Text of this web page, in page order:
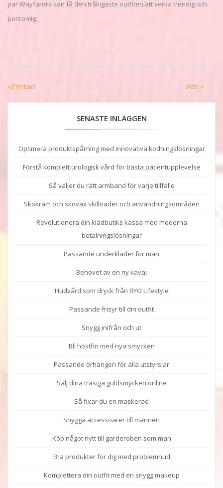
par Wayfarers kan få den tråkigaste outfiten att verka trendig och
personlig.
«Previous
Next
Next »
SENASTE INLÄGGEN
Optimera produktspårning med innovativa kodningslösningar
Förstå komplett urologisk vård för bästa patientupplevelse
Så väljer du rätt armband för varje tillfälle
Skokräm och skovax skillnader och användningsområden
Revolutionera din klädbutiks kassa med moderna
betalningslösningar
Passande underkläder för män
Behovet av en ny kavaj
Hudvård som dryck från BYO Lifestyle
Passande frisyr till din outfit
Snygg inifrån och ut
Bli höstfin med nya smycken
Passande örhängen för alla utstyrslar
Sälj dina trasiga guldsmycken online
Så fixar du en maskerad
Snygga accessoarer till mannen
Köp något nytt till garderoben som man
Bra produkter för dig med problemhud
Komplettera din outfit med en snygg makeup